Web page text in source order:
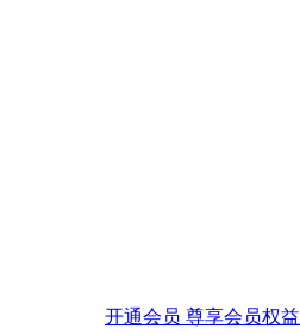
开通会员 尊享会员权益